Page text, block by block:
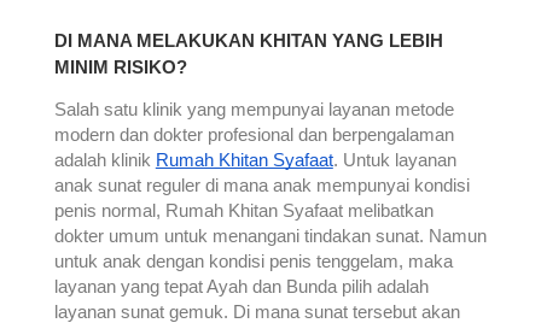
DI MANA MELAKUKAN KHITAN YANG LEBIH
MINIM RISIKO?
Salah satu klinik yang mempunyai layanan metode
modern dan dokter profesional dan berpengalaman
adalah klinik Rumah Khitan Syafaat. Untuk layanan
anak sunat reguler di mana anak mempunyai kondisi
penis normal, Rumah Khitan Syafaat melibatkan
dokter umum untuk menangani tindakan sunat. Namun
untuk anak dengan kondisi penis tenggelam, maka
layanan yang tepat Ayah dan Bunda pilih adalah
layanan sunat gemuk. Di mana sunat tersebut akan